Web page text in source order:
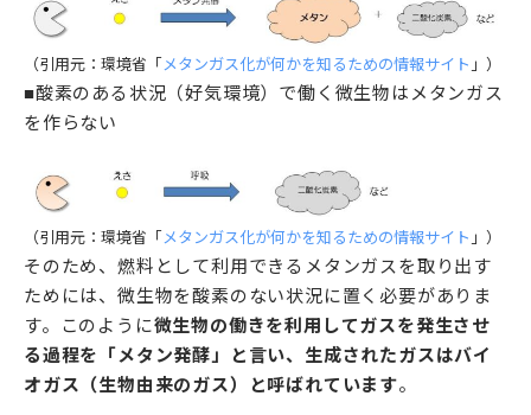
（引用元：環境省「 メタンガス化が何かを知るための情報サイト 」）
■酸素のある状況（好気環境）で働く微生物はメタンガス
を作らない
（引用元：環境省「 メタンガス化が何かを知るための情報サイト 」）
そのため、燃料として利用できるメタンガスを取り出す
ためには、微生物を酸素のない状況に置く必要がありま
す。このように微生物の働きを利用してガスを発生させ
る過程を「メタン発酵」と言い、生成されたガスはバイ
オガス（生物由来のガス）と呼ばれています。